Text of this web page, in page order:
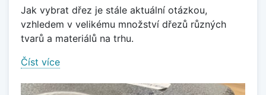
Jak vybrat dřez je stále aktuální otázkou,
vzhledem v velikému množství dřezů různých
tvarů a materiálů na trhu.
Číst více